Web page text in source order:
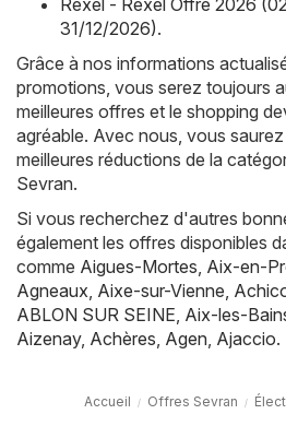
Rexel - Rexel Offre 2026
31/12/2026).
Grâce à nos informations
promotions, vous serez toujours
meilleures offres et le shopping
agréable. Avec nous, vous
meilleures réductions de la
Sevran.
Si vous recherchez d'autres
également les offres disponibles
comme Aigues-Mortes, Aix-en-
Agneaux, Aixe-sur-Vienne,
ABLON SUR SEINE, Aix-les-
Aizenay, Achères, Agen, Ajaccio.
Accueil Offres Sevran